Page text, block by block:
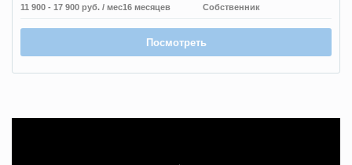
11 900 - 17 900 руб. / мес16 месяцев
Собственник
Посмотреть